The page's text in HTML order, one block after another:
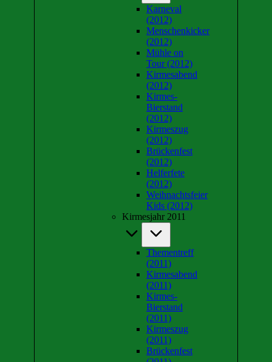
Karneval
(2012)
Menschenkicker
(2012)
Mühle on
Tour (2012)
Kirmesabend
(2012)
Kirmes-
Bierstand
(2012)
Kirmeszug
(2012)
Brückenfest
(2012)
Helferfete
(2012)
Weihnachtsfeier
Kids (2012)
Kirmesjahr 2011
Thementreff
(2011)
Kirmesabend
(2011)
Kirmes-
Bierstand
(2011)
Kirmeszug
(2011)
Brückenfest